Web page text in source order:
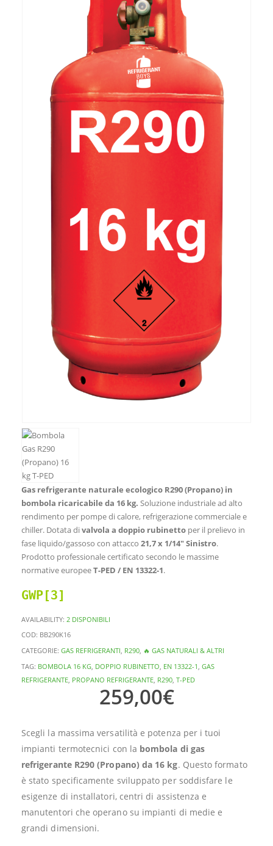
Gas refrigerante naturale ecologico R290 (Propano) in
bombola ricaricabile da 16 kg. Soluzione industriale ad alto
rendimento per pompe di calore, refrigerazione commerciale e
chiller. Dotata divalvola a doppio rubinetto per il prelievo in
fase liquido/gassoso con attacco 21,7 x 1/14″ Sinistro.
Prodotto professionale certificato secondo le massime
normative europeeT-PED / EN 13322-1.
GWP[3]
AVAILABILITY: 2 DISPONIBILI
COD: BB290K16
CATEGORIE: GAS REFRIGERANTI R290 🔥 GAS NATURALI & ALTRI
TAG: BOMBOLA 16 KG DOPPIO RUBINETTO EN 13322-1 GAS
REFRIGERANTE PROPANO REFRIGERANTE R290 T-PED
259,00€
Scegli la massima versatilità e potenza per i tuoi
impianti termotecnici con la bombola di gas
refrigerante R290 (Propano) da 16 kg. Questo formato
è stato specificamente sviluppato per soddisfare le
esigenze di installatori, centri di assistenza e
manutentori che operano su impianti di medie e
grandi dimensioni.